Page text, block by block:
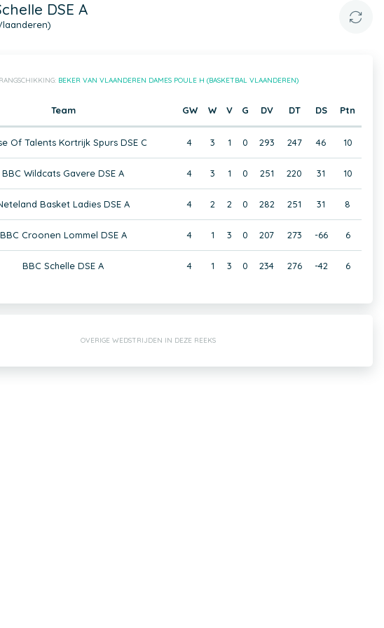
DSE A
RANGSCHIKKING: BEKER VAN VLAANDEREN DAMES POULE H (BASKETBAL VLAANDEREN)
Team GW W V G DV DT DS Ptn
Of Talents Kortrijk Spurs DSE C 4 3 1 0 293 247 46 10
BBC Wildcats Gavere DSE A 4 3 1 0 251 220 31 10
Basket Ladies DSE A 4 2 2 0 282 251 31 8
BBC Croonen Lommel DSE A 4 1 3 0 207 273 -66 6
BBC Schelle DSE A 4 1 3 0 234 276 -42 6
OVERIGE WEDSTRIJDEN IN DEZE REEKS